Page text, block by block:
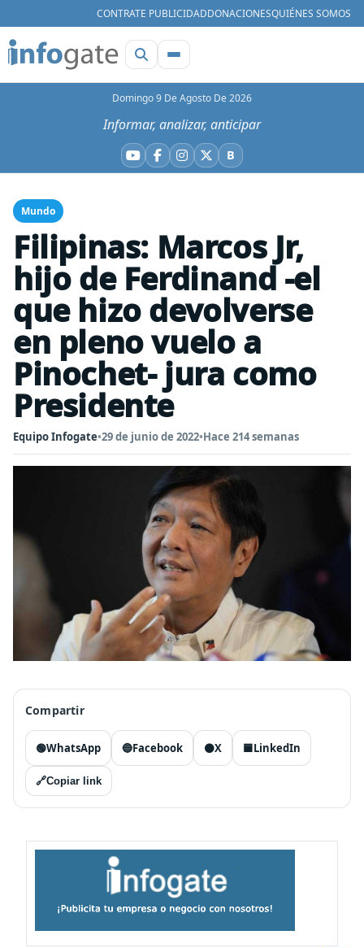
CONTRATE PUBLICIDADDONACIONESQUIÉNES SOMOS
Domingo 9 De Agosto De 2026
Informar, analizar, anticipar
YouTube
Facebook
Instagram
X BBluesky
Mundo
Filipinas: Marcos Jr,
hijo de Ferdinand -el
que hizo devolverse
en pleno vuelo a
Pinochet- jura como
Presidente
Equipo Infogate•29 de junio de 2022•Hace 214 semanas
Compartir
🟢WhatsApp 🔵Facebook ⚫X 🟦LinkedIn
🔗Copiar link